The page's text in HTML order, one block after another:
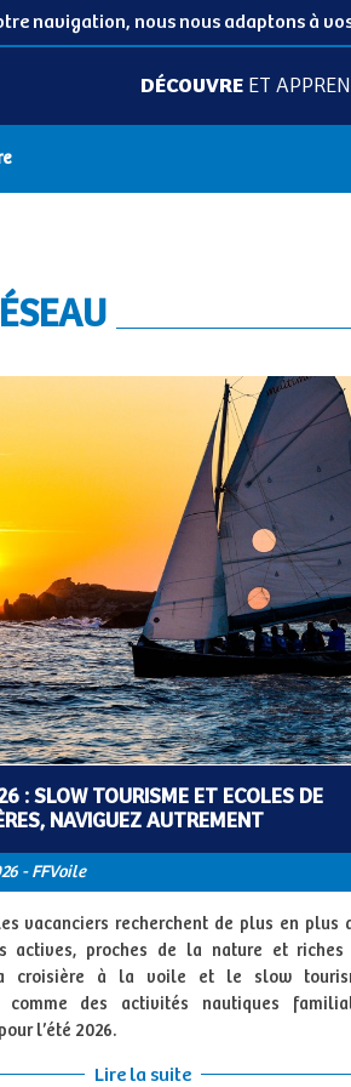
navigation, nous nous adaptons à
DÉCOUVREET
: SLOW TOURISME ET ECOLES DE
NAVIGUEZ AUTREMENT
- FFVoile
vacanciers recherchent de plus en plus
actives, proches de la nature et riches
croisière à la voile et le slow
comme des activités nautiques
l’été 2026.
Lire la suite